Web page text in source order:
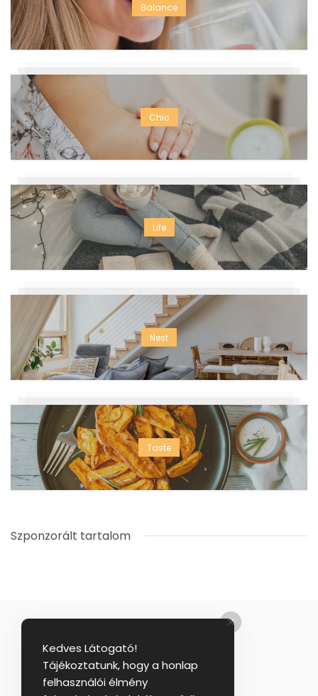
Balance
Chic
Life
Nest
Taste
Szponzorált tartalom
Kedves Látogató!
Tájékoztatunk, hogy a honlap
felhasználói élmény